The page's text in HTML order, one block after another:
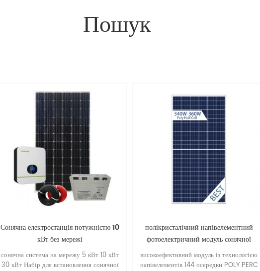
Пошук
Сонячна електростанція потужністю 10
кВт без мережі
сонячна система на мережу 5 кВт 10 кВт
30 кВт Набір для встановлення сонячної
полікристалічний напівелементний
фотоелектричний модуль сонячної
панелі
високоефективний модуль із технологією
напівелементів 144 осередки POLY PERC